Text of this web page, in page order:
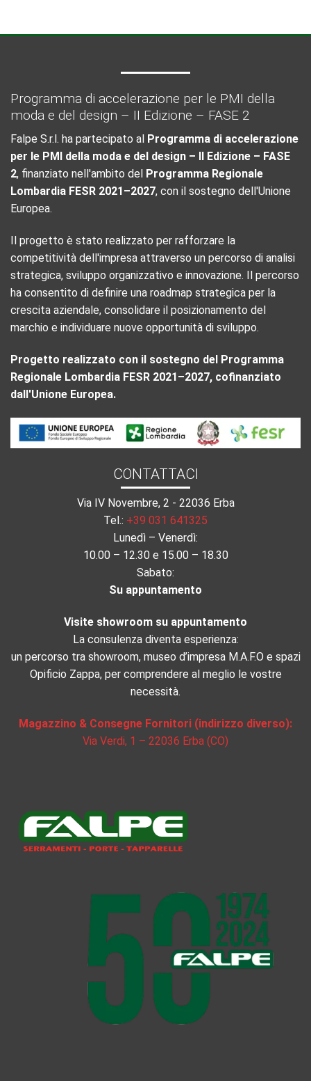
Programma di accelerazione per le PMI della
moda e del design – II Edizione – FASE 2
Falpe S.r.l. ha partecipato al Programma di accelerazione
per le PMI della moda e del design – II Edizione – FASE
2, finanziato nell'ambito del
Programma Regionale
Lombardia FESR 2021–2027, con il sostegno dell'Unione
Europea.
Il progetto è stato realizzato per rafforzare la
competitività dell'impresa attraverso un percorso di analisi
strategica, sviluppo organizzativo e innovazione. Il percorso
ha consentito di definire una roadmap strategica per la
crescita aziendale, consolidare il posizionamento del
marchio e individuare nuove opportunità di sviluppo.
Progetto realizzato con il sostegno del Programma
Regionale Lombardia FESR 2021–2027, cofinanziato
dall'Unione Europea.
CONTATTACI
Via IV Novembre, 2 - 22036 Erba
Tel.: +39 031 641325
Lunedì – Venerdì:
10.00 – 12.30 e 15.00 – 18.30
Sabato:
Su appuntamento
Visite showroom su appuntamento
La consulenza diventa esperienza:
un percorso tra showroom, museo d’impresa M.A.F.O e spazi
Opificio Zappa, per comprendere al meglio le vostre
necessità.
Magazzino & Consegne Fornitori (indirizzo diverso):
Via Verdi, 1 – 22036 Erba (CO)